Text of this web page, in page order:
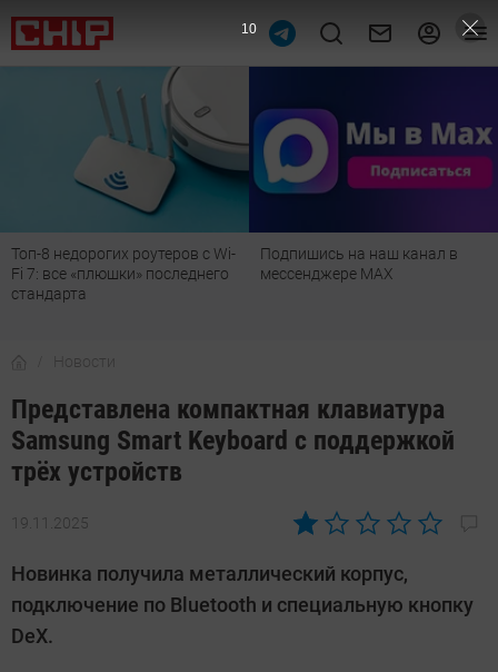
Топ-8 недорогих роутеров с Wi-
Fi 7: все «плюшки» последнего
стандарта
Подпишись на наш канал в
мессенджере МАХ
Новости
Представлена компактная клавиатура
Samsung Smart Keyboard с поддержкой
трёх устройств
19.11.2025
Автор:
Довлатова
Новинка получила металлический корпус,
подключение по Bluetooth и специальную кнопку
DeX.
9